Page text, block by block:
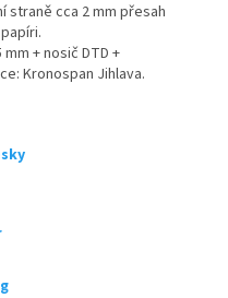
straně cca 2 mm přesah
+ nosič DTD +
Kronospan Jihlava.